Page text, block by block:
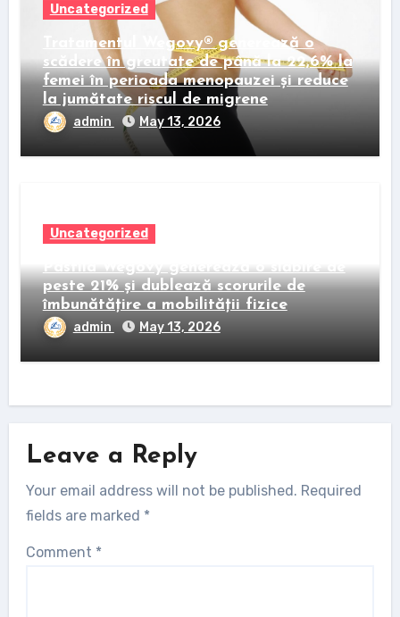
Uncategorized
Tratamentul Wegovy® generează o
scădere în greutate de până la 22,6% la
femei în perioada menopauzei și reduce
la jumătate riscul de migrene
admin May 13, 2026
Uncategorized
Pastila Wegovy generează o slăbire de
peste 21% și dublează scorurile de
îmbunătățire a mobilității fizice
admin May 13, 2026
Leave a Reply
Your email address will not be published. Required
fields are marked *
Comment *